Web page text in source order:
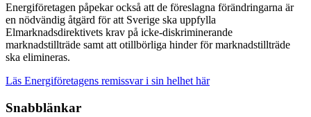
Energiföretagen påpekar också att de föreslagna förändringarna är
en nödvändig åtgärd för att Sverige ska uppfylla
Elmarknadsdirektivets krav på icke-diskriminerande
marknadstillträde samt att otillbörliga hinder för marknadstillträde
ska elimineras.
Läs Energiföretagens remissvar i sin helhet här
Snabblänkar